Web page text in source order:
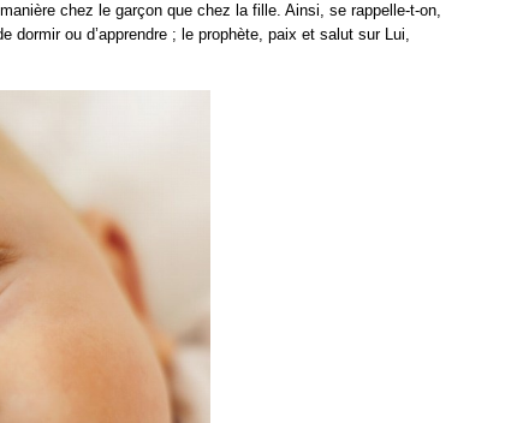
chez le garçon que chez la fille. Ainsi, se rappelle-t-on,
dormir ou d’apprendre ; le prophète, paix et salut sur Lui,